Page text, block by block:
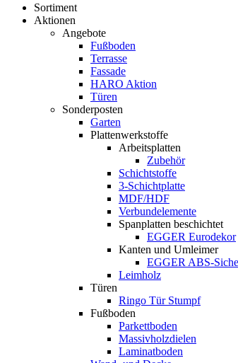
Sortiment
Aktionen
Angebote
Fußboden
Terrasse
Fassade
HARO Aktion
Türen
Sonderposten
Garten
Plattenwerkstoffe
Arbeitsplatten
Zubehör
Schichtstoffe
3-Schichtplatte
MDF/HDF
Verbundelemente
Spanplatten beschichtet
EGGER Eurodekor
Kanten und Umleimer
EGGER ABS-
Leimholz
Türen
Ringo Tür Stumpf
Fußboden
Parkettboden
Massivholzdielen
Laminatboden